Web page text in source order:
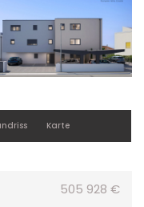
Karte
505 928 €